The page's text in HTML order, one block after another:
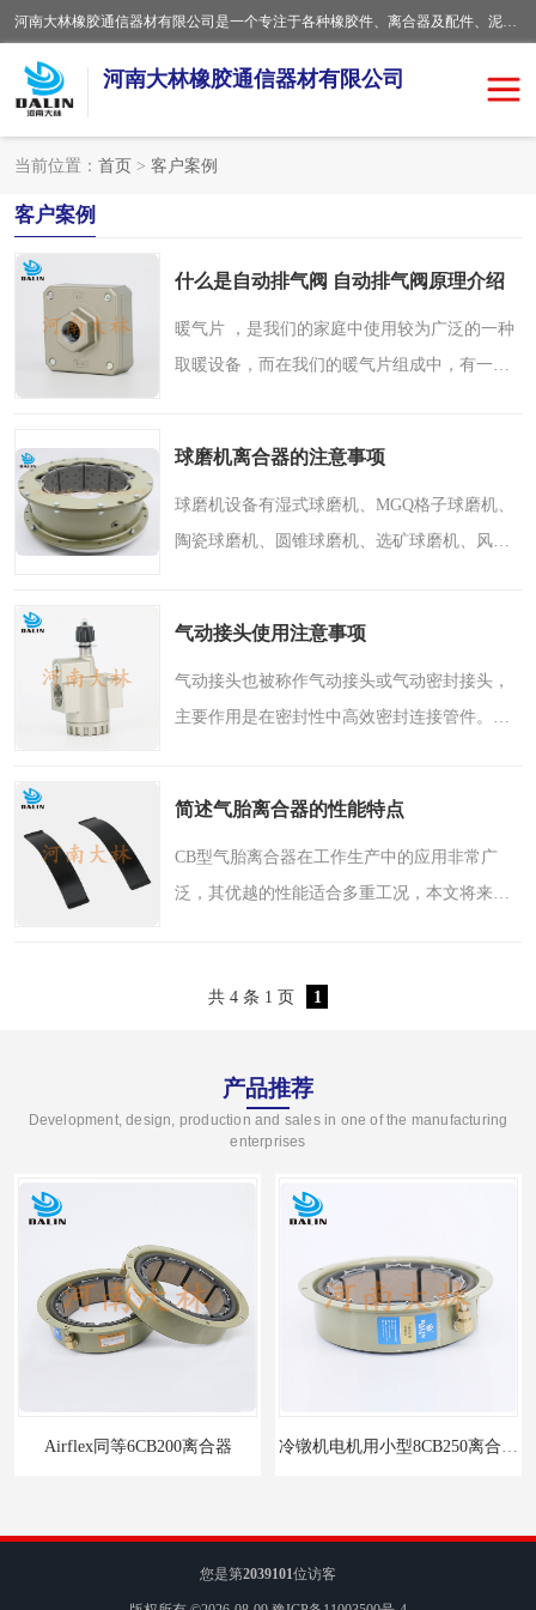
河南大林橡胶通信器材有限公司是一个专注于各种橡胶件、离合器及配件、泥浆泵及配件等产品设计制造和加工的企业。产品应用于矿山、冶金、石油、钢铁、化工、水泥、船舶、造纸、通用机械等各种大功率机械传动或制动装置。
河南大林橡胶通信器材有限公司
当前位置： 首页 > 客户案例
客户案例
什么是自动排气阀 自动排气阀原理介绍
暖气片 ，是我们的家庭中使用较为广泛的一种
取暖设备，而在我们的暖气片组成中，有一个
天小编就来为大家介..
球磨机离合器的注意事项
球磨机设备有湿式球磨机、MGQ格子球磨机、
陶瓷球磨机、圆锥球磨机、选矿球磨机、风扫
磨机、试验室小球磨机..
气动接头使用注意事项
气动接头也被称作气动接头或气动密封接头，
主要作用是在密封性中高效密封连接管件。适
气动接头使用时有许..
简述气胎离合器的性能特点
CB型气胎离合器在工作生产中的应用非常广
泛，其优越的性能适合多重工况，本文将来介
于多种工业场合。CB 适..
共 4 条 1 页 1
产品推荐
Development, design, production and sales in one of the manufacturing
enterprises
Airflex同等6CB200离合器
您是第2039101位访客
推盘离合器
VC离合器 矿山离合器
PO隔膜离合器 气胎离合器
泥浆泵空气包胶囊
DY隔膜式离合器 CB离合器
KB离合器 实芯轮胎
PTO离合器
橡胶件 液力端配件